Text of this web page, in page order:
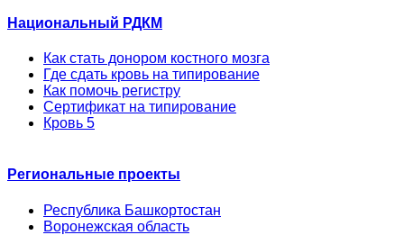
Национальный РДКМ
Как стать донором костного мозга
Где сдать кровь на типирование
Как помочь регистру
Сертификат на типирование
Кровь 5
Региональные проекты
Республика Башкортостан
Воронежская область